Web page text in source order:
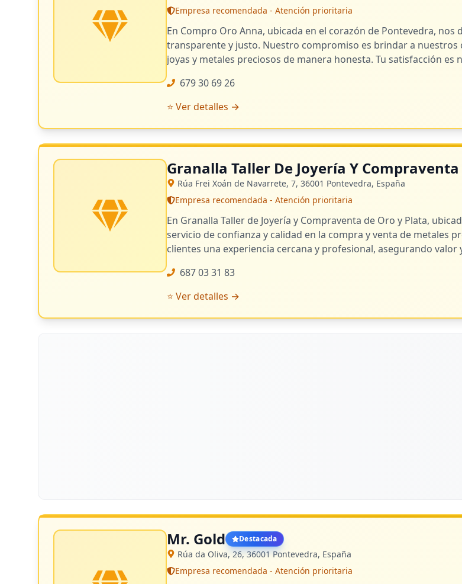
Empresa recomendada - Atención prioritaria
En Compro Oro Anna, ubicada en el corazón de Pontevedra,
transparente y justo. Nuestro compromiso es brindar a
joyas y metales preciosos de manera honesta. Tu satisfacción es
679 30 69 26
⭐ Ver detalles →
Granalla Taller De Joyería Y Compraventa
Rúa Frei Xoán de Navarrete, 7, 36001 Pontevedra, España
Empresa recomendada - Atención prioritaria
En Granalla Taller de Joyería y Compraventa de Oro y Plata,
servicio de confianza y calidad en la compra y venta de metales
clientes una experiencia cercana y profesional, asegurando
687 03 31 83
⭐ Ver detalles →
Mr. Gold Destacada
Rúa da Oliva, 26, 36001 Pontevedra, España
Empresa recomendada - Atención prioritaria